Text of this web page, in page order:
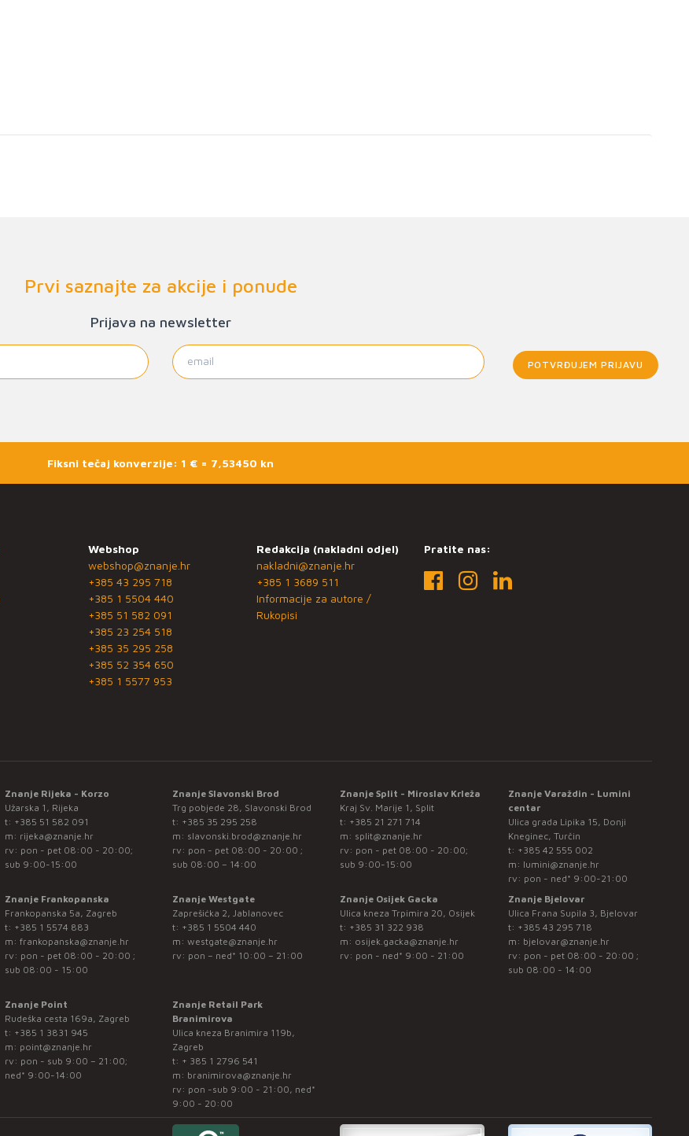
Prvi saznajte za akcije i ponude
Prijava na newsletter
POTVRĐUJEM PRIJAVU
Fiksni tečaj konverzije: 1 € = 7,53450 kn
Webshop
webshop@znanje.hr
+385 43 295 718
+385 1 5504 440
+385 51 582 091
+385 23 254 518
+385 35 295 258
+385 52 354 650
+385 1 5577 953
Redakcija (nakladni odjel)
nakladni@znanje.hr
+385 1 3689 511
Informacije za autore /
Rukopisi
Pratite nas:
Znanje Rijeka - Korzo
Užarska 1, Rijeka
t: +385 51 582 091
m: rijeka@znanje.hr
rv: pon - pet 08:00 - 20:00;
sub 9:00-15:00
Znanje Slavonski Brod
Trg pobjede 28, Slavonski Brod
t: +385 35 295 258
m: slavonski.brod@znanje.hr
rv: pon - pet 08:00 - 20:00 ;
sub 08:00 – 14:00
Znanje Split - Miroslav Krleža
Kraj Sv. Marije 1, Split
t: +385 21 271 714
m: split@znanje.hr
rv: pon - pet 08:00 - 20:00;
sub 9:00-15:00
Znanje Varaždin - Lumini
centar
Ulica grada Lipika 15, Donji
Kneginec, Turčin
t: +385 42 555 002
m: lumini@znanje.hr
rv: pon - ned* 9:00-21:00
Znanje Frankopanska
Frankopanska 5a, Zagreb
t: +385 1 5574 883
m: frankopanska@znanje.hr
rv: pon - pet 08:00 - 20:00 ;
sub 08:00 - 15:00
Znanje Westgate
Zaprešićka 2, Jablanovec
t: +385 1 5504 440
m: westgate@znanje.hr
rv: pon – ned* 10:00 – 21:00
Znanje Osijek Gacka
Ulica kneza Trpimira 20, Osijek
t: +385 31 322 938
m: osijek.gacka@znanje.hr
rv: pon - ned* 9:00 - 21:00
Znanje Bjelovar
Ulica Frana Supila 3, Bjelovar
t: +385 43 295 718
m: bjelovar@znanje.hr
rv: pon - pet 08:00 - 20:00 ;
sub 08:00 - 14:00
Znanje Point
Rudeška cesta 169a, Zagreb
t: +385 1 3831 945
m: point@znanje.hr
rv: pon - sub 9:00 – 21:00;
ned* 9:00-14:00
Znanje Retail Park
Branimirova
Ulica kneza Branimira 119b,
Zagreb
t: + 385 1 2796 541
m: branimirova@znanje.hr
rv: pon -sub 9:00 - 21:00, ned*
9:00 - 20:00